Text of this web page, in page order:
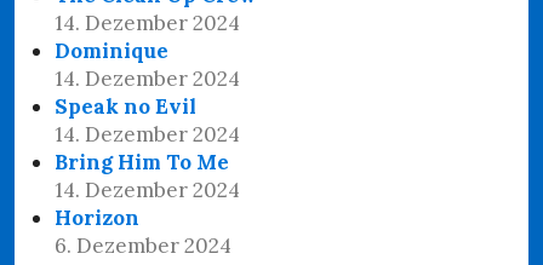
14. Dezember 2024
Dominique
14. Dezember 2024
Speak no Evil
14. Dezember 2024
Bring Him To Me
14. Dezember 2024
Horizon
6. Dezember 2024